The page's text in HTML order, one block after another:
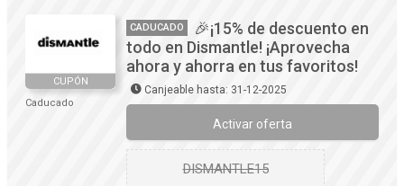
CUPÓN
Caducado
CADUCADO
🎉¡15% de descuento en
todo en Dismantle! ¡Aprovecha
ahora y ahorra en tus favoritos!
Canjeable hasta: 31-12-2025
Activar oferta
DISMANTLE15